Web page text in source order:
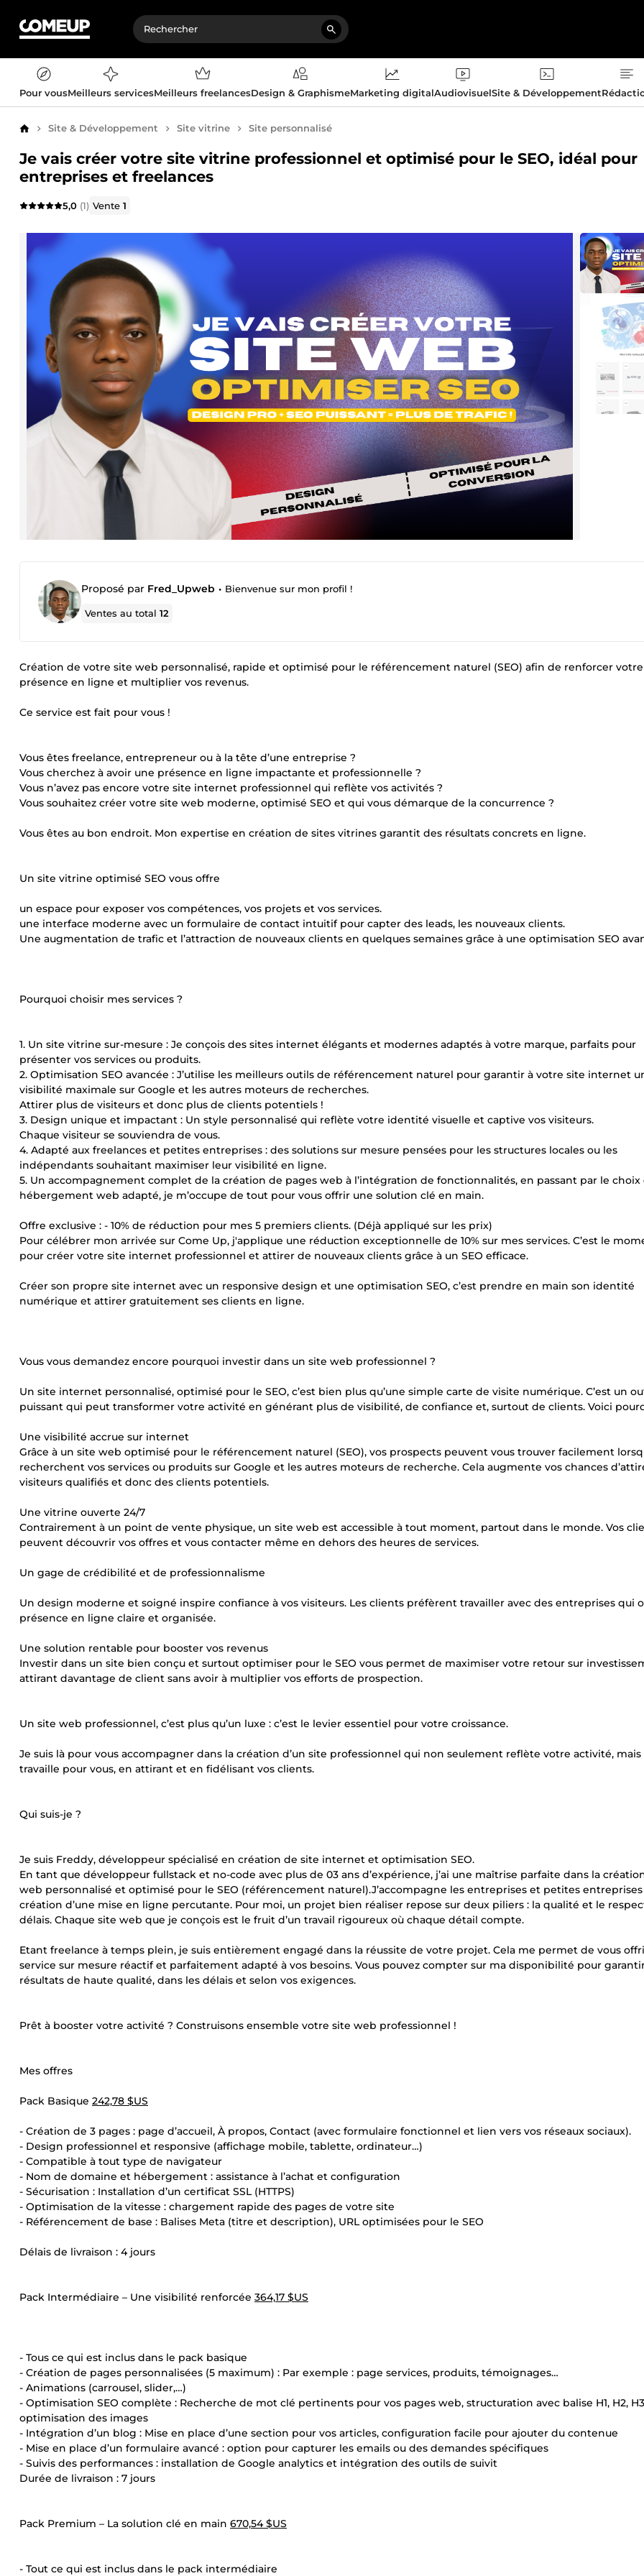
Pour vousMeilleurs servicesMeilleurs freelancesDesign & GraphismeMarketing digitalAudiovisuelSite & Développement
AccueilSite & Développement Site vitrine Site personnalisé
Je vais créer votre site vitrine professionnel et optimisé pour le SEO, idéal pour
entreprises et freelances
5,0 (1) Vente1
Proposé par Fred_Upweb • Bienvenue sur mon profil !
Ventes au total12
Création de votre site web personnalisé, rapide et optimisé pour le référencement naturel (SEO) afin de renforcer votre
présence en ligne et multiplier vos revenus.
Ce service est fait pour vous !
Vous êtes freelance, entrepreneur ou à la tête d’une entreprise ?
Vous cherchez à avoir une présence en ligne impactante et professionnelle ?
Vous n’avez pas encore votre site internet professionnel qui reflète vos activités ?
Vous souhaitez créer votre site web moderne, optimisé SEO et qui vous démarque de la concurrence ?
Vous êtes au bon endroit. Mon expertise en création de sites vitrines garantit des résultats concrets en ligne.
Un site vitrine optimisé SEO vous offre
un espace pour exposer vos compétences, vos projets et vos services.
une interface moderne avec un formulaire de contact intuitif pour capter des leads, les nouveaux clients.
Une augmentation de trafic et l’attraction de nouveaux clients en quelques semaines grâce à une optimisation SEO
Pourquoi choisir mes services ?
1. Un site vitrine sur-mesure : Je conçois des sites internet élégants et modernes adaptés à votre marque, parfaits pour
présenter vos services ou produits.
2. Optimisation SEO avancée : J’utilise les meilleurs outils de référencement naturel pour garantir à votre site internet
visibilité maximale sur Google et les autres moteurs de recherches.
Attirer plus de visiteurs et donc plus de clients potentiels !
3. Design unique et impactant : Un style personnalisé qui reflète votre identité visuelle et captive vos visiteurs.
Chaque visiteur se souviendra de vous.
4. Adapté aux freelances et petites entreprises : des solutions sur mesure pensées pour les structures locales ou les
indépendants souhaitant maximiser leur visibilité en ligne.
5. Un accompagnement complet de la création de pages web à l’intégration de fonctionnalités, en passant par le choix
hébergement web adapté, je m’occupe de tout pour vous offrir une solution clé en main.
Offre exclusive : - 10% de réduction pour mes 5 premiers clients. (Déjà appliqué sur les prix)
Pour célébrer mon arrivée sur Come Up, j'applique une réduction exceptionnelle de 10% sur mes services. C’est le
pour créer votre site internet professionnel et attirer de nouveaux clients grâce à un SEO efficace.
Créer son propre site internet avec un responsive design et une optimisation SEO, c’est prendre en main son identité
numérique et attirer gratuitement ses clients en ligne.
Vous vous demandez encore pourquoi investir dans un site web professionnel ?
Un site internet personnalisé, optimisé pour le SEO, c’est bien plus qu’une simple carte de visite numérique. C’est un
puissant qui peut transformer votre activité en générant plus de visibilité, de confiance et, surtout de clients. Voici
Une visibilité accrue sur internet
Grâce à un site web optimisé pour le référencement naturel (SEO), vos prospects peuvent vous trouver facilement
recherchent vos services ou produits sur Google et les autres moteurs de recherche. Cela augmente vos chances
visiteurs qualifiés et donc des clients potentiels.
Une vitrine ouverte 24/7
Contrairement à un point de vente physique, un site web est accessible à tout moment, partout dans le monde. Vos
peuvent découvrir vos offres et vous contacter même en dehors des heures de services.
Un gage de crédibilité et de professionnalisme
Un design moderne et soigné inspire confiance à vos visiteurs. Les clients préfèrent travailler avec des entreprises qui
présence en ligne claire et organisée.
Une solution rentable pour booster vos revenus
Investir dans un site bien conçu et surtout optimiser pour le SEO vous permet de maximiser votre retour sur
attirant davantage de client sans avoir à multiplier vos efforts de prospection.
Un site web professionnel, c’est plus qu’un luxe : c’est le levier essentiel pour votre croissance.
Je suis là pour vous accompagner dans la création d’un site professionnel qui non seulement reflète votre activité, mais
travaille pour vous, en attirant et en fidélisant vos clients.
Qui suis-je ?
Je suis Freddy, développeur spécialisé en création de site internet et optimisation SEO.
En tant que développeur fullstack et no-code avec plus de 03 ans d’expérience, j’ai une maîtrise parfaite dans la
web personnalisé et optimisé pour le SEO (référencement naturel).J’accompagne les entreprises et petites entreprises
création d’une mise en ligne percutante. Pour moi, un projet bien réaliser repose sur deux piliers : la qualité et le
délais. Chaque site web que je conçois est le fruit d’un travail rigoureux où chaque détail compte.
Etant freelance à temps plein, je suis entièrement engagé dans la réussite de votre projet. Cela me permet de vous
service sur mesure réactif et parfaitement adapté à vos besoins. Vous pouvez compter sur ma disponibilité pour
résultats de haute qualité, dans les délais et selon vos exigences.
Prêt à booster votre activité ? Construisons ensemble votre site web professionnel !
Mes offres
Pack Basique 242,78 $US
- Création de 3 pages : page d’accueil, À propos, Contact (avec formulaire fonctionnel et lien vers vos réseaux sociaux).
- Design professionnel et responsive (affichage mobile, tablette, ordinateur…)
- Compatible à tout type de navigateur
- Nom de domaine et hébergement : assistance à l’achat et configuration
- Sécurisation : Installation d’un certificat SSL (HTTPS)
- Optimisation de la vitesse : chargement rapide des pages de votre site
- Référencement de base : Balises Meta (titre et description), URL optimisées pour le SEO
Délais de livraison : 4 jours
Pack Intermédiaire – Une visibilité renforcée 364,17 $US
- Tous ce qui est inclus dans le pack basique
- Création de pages personnalisées (5 maximum) : Par exemple : page services, produits, témoignages…
- Animations (carrousel, slider,…)
- Optimisation SEO complète : Recherche de mot clé pertinents pour vos pages web, structuration avec balise H1, H2,
optimisation des images
- Intégration d’un blog : Mise en place d’une section pour vos articles, configuration facile pour ajouter du contenue
- Mise en place d’un formulaire avancé : option pour capturer les emails ou des demandes spécifiques
- Suivis des performances : installation de Google analytics et intégration des outils de suivit
Durée de livraison : 7 jours
Pack Premium – La solution clé en main 670,54 $US
- Tout ce qui est inclus dans le pack intermédiaire